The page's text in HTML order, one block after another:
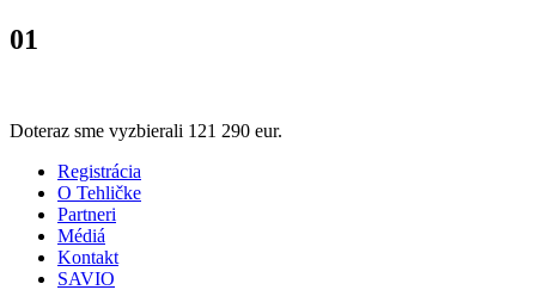
01
Doteraz sme vyzbierali 121 290 eur.
Registrácia
O Tehličke
Partneri
Médiá
Kontakt
SAVIO